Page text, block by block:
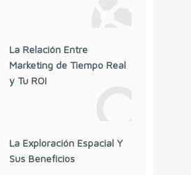
La Relación Entre
Marketing de Tiempo Real
y Tu ROI
La Exploración Espacial Y
Sus Beneficios